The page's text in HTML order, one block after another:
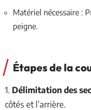
Matériel nécessaire :
peigne.
Étapes de la
1. Délimitation des
côtés et l’arrière.